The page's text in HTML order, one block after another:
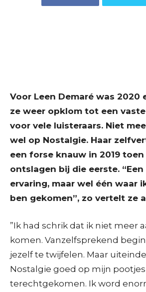
Voor Leen Demaré was 2020
ze weer opklom tot een
voor vele luisteraars. Niet
wel op Nostalgie. Haar
een forse knauw in 2019 toen
ontslagen bij die eerste.
ervaring, maar wel één waar
ben gekomen”, zo vertelt ze
”Ik had schrik dat ik niet meer
komen. Vanzelfsprekend
jezelf te twijfelen. Maar
Nostalgie goed op mijn pootjes
terechtgekomen. Ik word